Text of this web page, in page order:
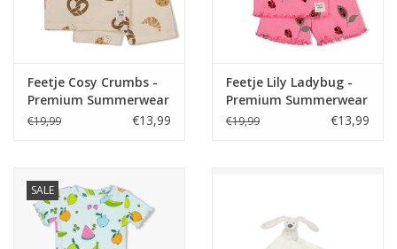
Feetje Cosy Crumbs -
Premium Summerwear
by Feetje Offwhite
€19,99 €13,99
Feetje Lily Ladybug -
Premium Summerwear
by Feetje Roze
€19,99 €13,99
SALE